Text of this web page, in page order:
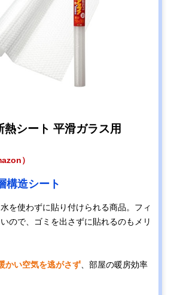
熱シート 平滑ガラス用
）
構造シート
を使わずに貼り付けられる商品。フィ
ので、ゴミを出さずに貼れるのもメリ
かい空気を逃がさず、部屋の暖房効率